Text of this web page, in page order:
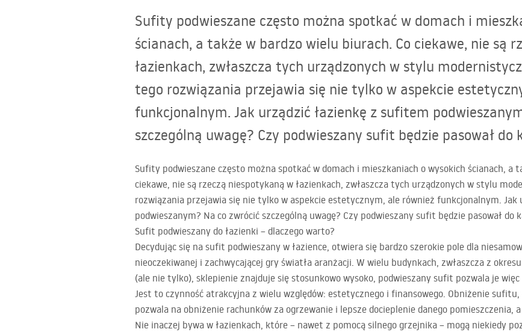
Wanny i parawanySufity podwieszane często można spotkać w domach i
ścianach, a także w bardzo wielu biurach. Co ciekawe, nie są
łazienkach, zwłaszcza tych urządzonych w stylu
tego rozwiązania przejawia się nie tylko w aspekcie
funkcjonalnym. Jak urządzić łazienkę z sufitem
szczególną uwagę? Czy podwieszany sufit będzie pasował do
Sufity podwieszane często można spotkać w domach i mieszkaniach o wysokich ścianach, a
ciekawe, nie są rzeczą niespotykaną w łazienkach, zwłaszcza tych urządzonych w stylu
rozwiązania przejawia się nie tylko w aspekcie estetycznym, ale również funkcjonalnym. Jak
podwieszanym? Na co zwrócić szczególną uwagę? Czy podwieszany sufit będzie pasował do
Sufit podwieszany do łazienki – dlaczego warto?
Decydując się na sufit podwieszany w łazience, otwiera się bardzo szerokie pole dla
nieoczekiwanej i zachwycającej gry światła aranżacji. W wielu budynkach, zwłaszcza z
(ale nie tylko), sklepienie znajduje się stosunkowo wysoko, podwieszany sufit pozwala je
Jest to czynność atrakcyjna z wielu względów: estetycznego i finansowego. Obniżenie sufitu,
pozwala na obniżenie rachunków za ogrzewanie i lepsze docieplenie danego pomieszczenia,
Nie inaczej bywa w łazienkach, które – nawet z pomocą silnego grzejnika – mogą niekiedy